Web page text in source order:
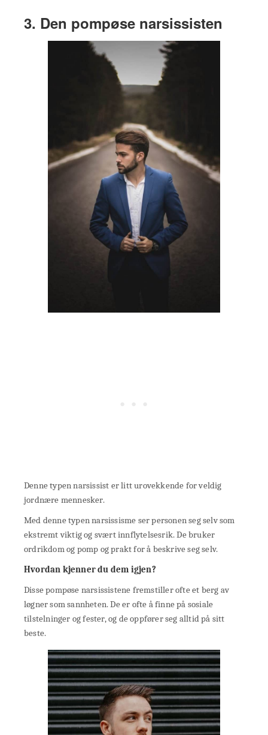
3. Den pompøse narsissisten
Denne typen narsissist er litt urovekkende for veldig
jordnære mennesker.
Med denne typen narsissisme ser personen seg selv som
ekstremt viktig og svært innflytelsesrik. De bruker
ordrikdom og pomp og prakt for å beskrive seg selv.
Hvordan kjenner du dem igjen?
Disse pompøse narsissistene fremstiller ofte et berg av
løgner som sannheten. De er ofte å finne på sosiale
tilstelninger og fester, og de oppfører seg alltid på sitt
beste.